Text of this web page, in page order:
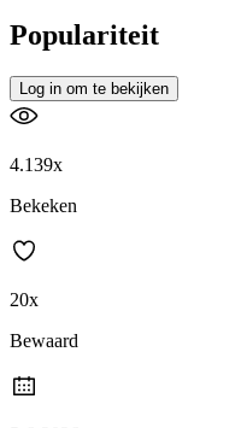
Populariteit
Log in om te bekijken
4.139x
Bekeken
20x
Bewaard